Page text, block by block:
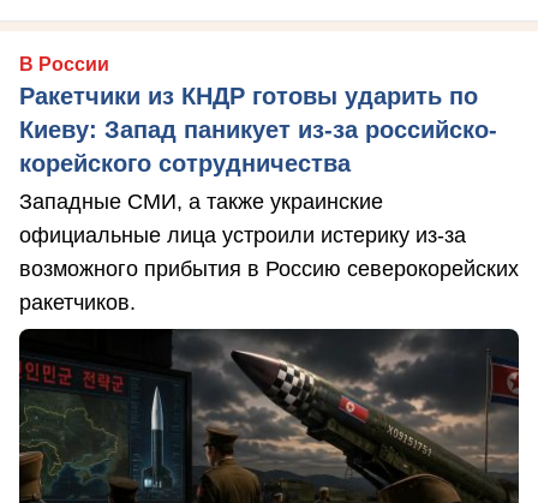
В России
Ракетчики из КНДР готовы ударить по
Киеву: Запад паникует из-за российско-
корейского сотрудничества
Западные СМИ, а также украинские
официальные лица устроили истерику из-за
возможного прибытия в Россию северокорейских
ракетчиков.